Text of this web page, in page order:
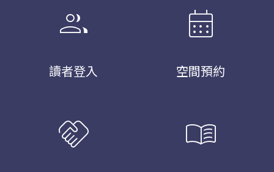
group
讀者登入
calendar_month
空間預約
handshake menu_book